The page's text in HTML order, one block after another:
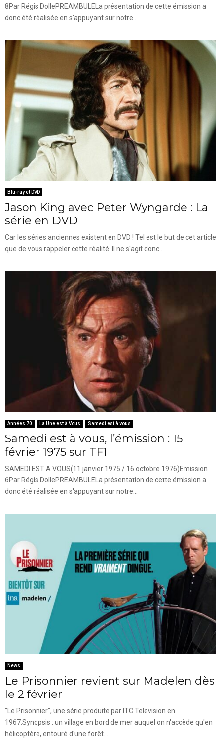
8Par Régis DollePREAMBULELa présentation de cette émission a
donc été réalisée en s'appuyant sur notre...
Blu-ray et DVD
Jason King avec Peter Wyngarde : La
série en DVD
Car les séries anciennes existent en DVD ! Tel est le but de cet article
que de vous rappeler cette réalité. Il ne s'agit donc...
Années 70 La Une est à Vous Samedi est à vous
Samedi est à vous, l’émission : 15
février 1975 sur TF1
SAMEDI EST A VOUS(11 janvier 1975 / 16 octobre 1976)Emission
6Par Régis DollePREAMBULELa présentation de cette émission a
donc été réalisée en s'appuyant sur notre...
News
Le Prisonnier revient sur Madelen dès
le 2 février
"Le Prisonnier", une série produite par ITC Television en
1967.Synopsis : un village en bord de mer auquel on n'accède qu'en
hélicoptère, entouré d'une forêt...